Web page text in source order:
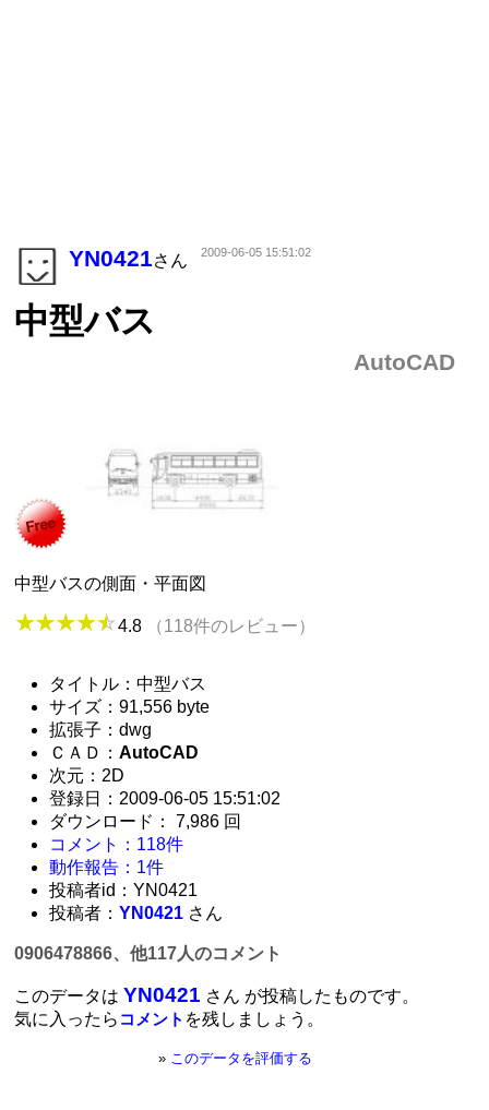
YN0421さん 2009-06-05 15:51:02
中型バス
AutoCAD
中型バスの側面・平面図
4.8 （118件のレビュー）
タイトル：中型バス
サイズ：91,556 byte
拡張子：dwg
ＣＡＤ：AutoCAD
次元：2D
登録日：2009-06-05 15:51:02
ダウンロード： 7,986 回
コメント：118件
動作報告：1件
投稿者id：YN0421
投稿者：YN0421 さん
0906478866、他117人のコメント
このデータは YN0421 さん が投稿したものです。
気に入ったら コメント を残しましょう。
» このデータを評価する